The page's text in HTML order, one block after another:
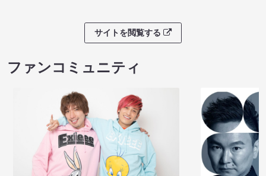
サイトを閲覧する
ファンコミュニティ